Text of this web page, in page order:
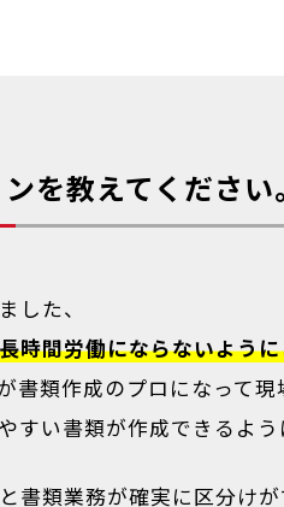
を教えてください。
した、
時間労働にならないよう
書類作成のプロになって
すい書類が作成できるよう
書類業務が確実に区分け